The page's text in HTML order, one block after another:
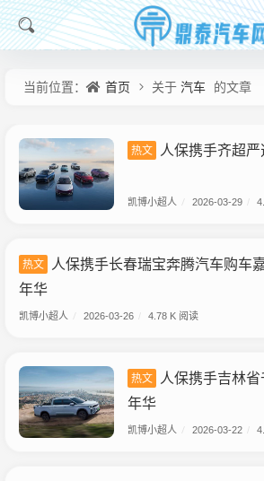
当前位置： 首页 关于 汽车 的文章
热文 人保携手齐超
凯博小超人 2026-03-29
热文 人保携手长春瑞宝奔腾汽车购车
年华
凯博小超人 2026-03-26 4.78 K 阅读
热文 人保携手吉林
年华
凯博小超人 2026-03-22